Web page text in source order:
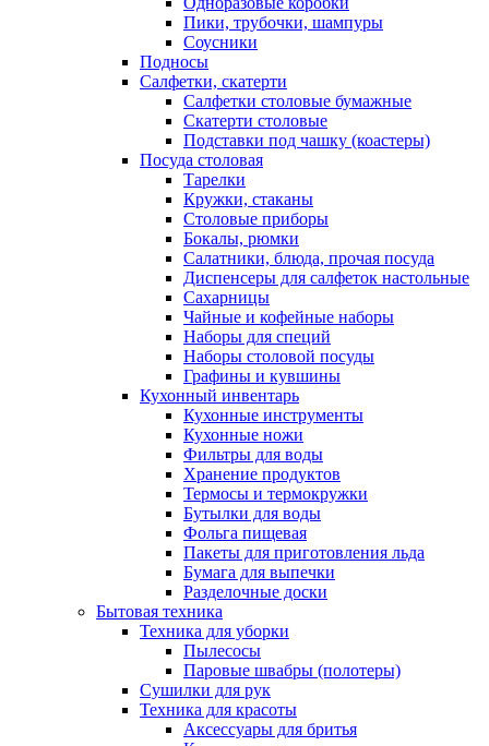
Пики, трубочки, шампуры
Соусники
Подносы
Салфетки, скатерти
Салфетки столовые бумажные
Скатерти столовые
Подставки под чашку (коастеры)
Посуда столовая
Тарелки
Кружки, стаканы
Столовые приборы
Бокалы, рюмки
Салатники, блюда, прочая посуда
Диспенсеры для салфеток настольные
Сахарницы
Чайные и кофейные наборы
Наборы для специй
Наборы столовой посуды
Графины и кувшины
Кухонный инвентарь
Кухонные инструменты
Кухонные ножи
Фильтры для воды
Хранение продуктов
Термосы и термокружки
Бутылки для воды
Фольга пищевая
Пакеты для приготовления льда
Бумага для выпечки
Разделочные доски
Бытовая техника
Техника для уборки
Пылесосы
Паровые швабры (полотеры)
Сушилки для рук
Техника для красоты
Аксессуары для бритья